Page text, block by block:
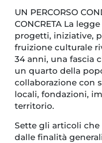
UN PERCORSO
CONCRETA La
progetti, iniziative,
fruizione culturale
34 anni, una fascia
un quarto della
collaborazione con
locali, fondazioni,
territorio.
Sette gli articoli
dalle finalità